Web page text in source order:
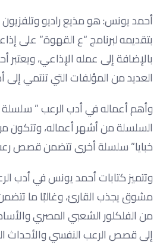
أحمد يونس: هو مذيع راديو
بتقديمه لبرنامج “ع القهوة” على
بالإضافة إلى عمله الإذاعي، ويعتبر
العديد من المؤلفات التي تنتمي
وأهم أعماله في أدب الرعب ” سلسلة
السلسلة من أشهر أعماله، وتتكون
خبايا” سلسلة أخرى تتضمن قصص
وتتميز كتابات أحمد يونس في أدب
مشوق يجذب القارئ، وغالبًا ما
من الفلكلور الشعبي المصري
إلى قصص الرعب النفسي والأحداث